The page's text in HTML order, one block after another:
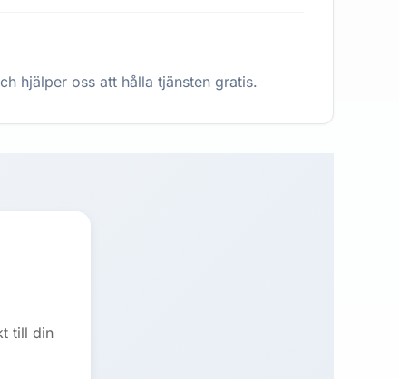
hjälper oss att hålla tjänsten gratis.
till din